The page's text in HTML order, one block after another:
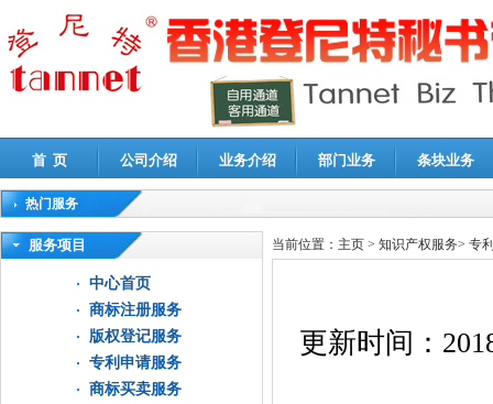
首 页 公司介绍 业务介绍 部门业务 条块业务
热门服务
高新技术企业认定审计|企业所得税汇算清缴申报鉴证
服务项目
中心首页
商标注册服务
版权登记服务
专利申请服务
商标买卖服务
当前位置： 主页 > 知识产权服务> 专
更新时间：